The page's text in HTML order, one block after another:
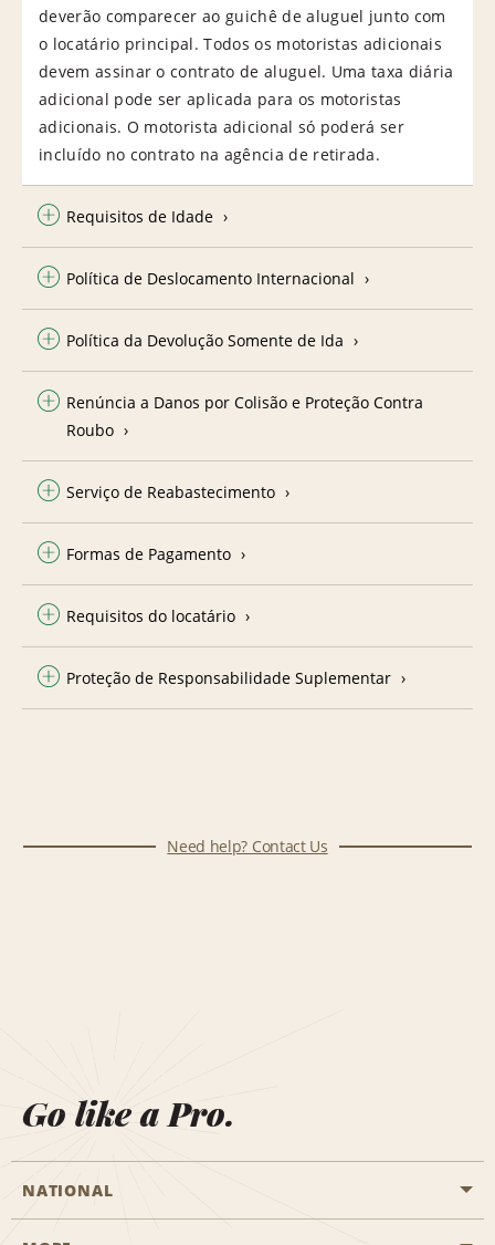
deverão comparecer ao guichê de aluguel junto com
o locatário principal. Todos os motoristas adicionais
devem assinar o contrato de aluguel. Uma taxa diária
adicional pode ser aplicada para os motoristas
adicionais. O motorista adicional só poderá ser
incluído no contrato na agência de retirada.
Requisitos de Idade
Política de Deslocamento Internacional
Política da Devolução Somente de Ida
Renúncia a Danos por Colisão e Proteção Contra
Roubo
Serviço de Reabastecimento
Formas de Pagamento
Requisitos do locatário
Proteção de Responsabilidade Suplementar
Need help? Contact Us
Go like a Pro.
NATIONAL